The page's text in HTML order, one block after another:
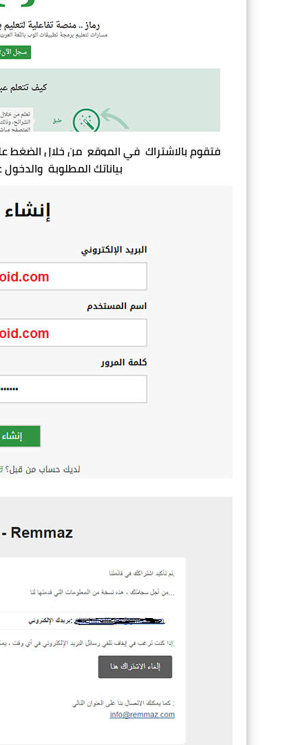
فتقوم بالاشتراك  في الموقع  من خلال الضغط
بياناتك المطلوبة